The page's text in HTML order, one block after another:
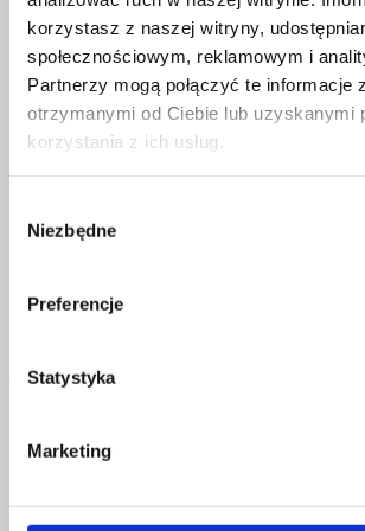
korzystasz z naszej witryny,
społecznościowym, reklamowym i
Partnerzy mogą połączyć te informacje
otrzymanymi od Ciebie lub uzyskanymi
korzystania z ich usług.
zgody
Niezbędne
Preferencje
Statystyka
Marketing
facebook_url=”https://www.facebook.com/
_builder_version=”4.6.6″][/
NAWIGACJA
warsztatami z Instagrama!
12 trików, które pomogą Ci wyglądać
PODOBNE WPISY